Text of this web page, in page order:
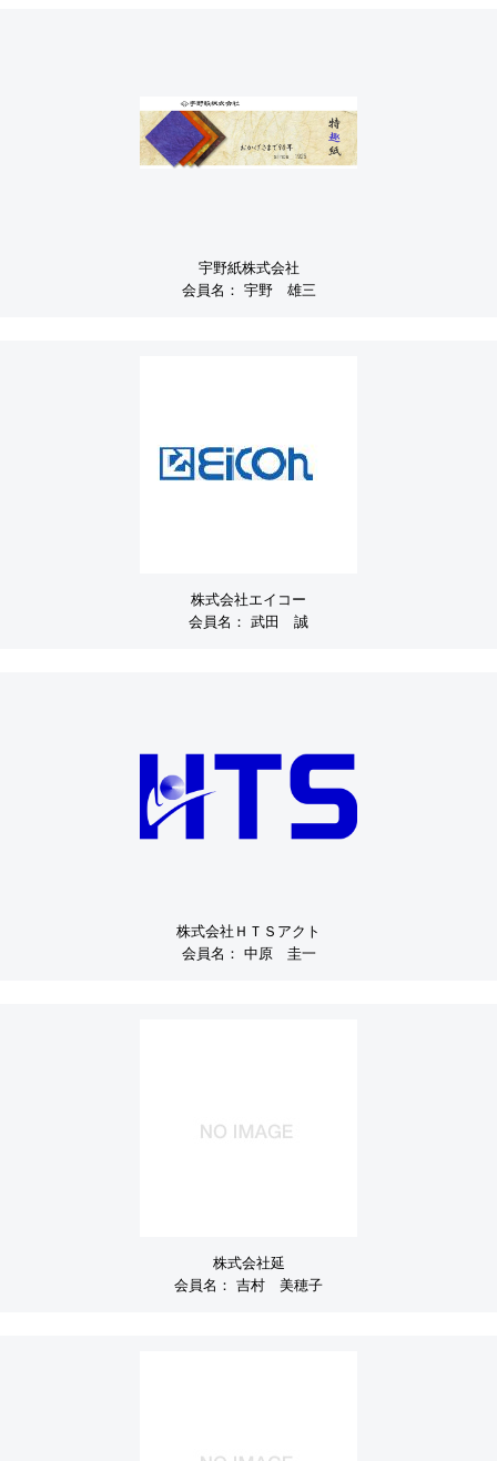
宇野紙株式会社
会員名： 宇野 雄三
株式会社エイコー
会員名： 武田 誠
株式会社ＨＴＳアクト
会員名： 中原 圭一
株式会社延
会員名： 吉村 美穂子